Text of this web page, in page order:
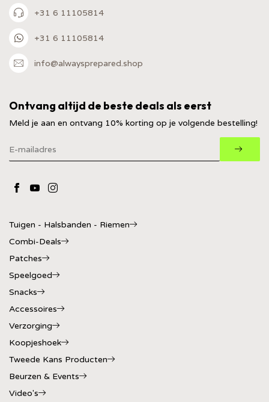
+31 6 11105814
+31 6 11105814
info@alwaysprepared.shop
Ontvang altijd de beste deals als eerst
Meld je aan en ontvang 10% korting op je volgende bestelling!
Tuigen - Halsbanden - Riemen
Combi-Deals
Patches
Speelgoed
Snacks
Accessoires
Verzorging
Koopjeshoek
Tweede Kans Producten
Beurzen & Events
Video's